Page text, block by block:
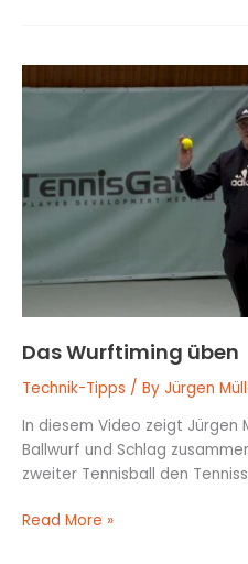
Das Wurftiming üben
Technik-Tipps / By Jürgen
In diesem Video zeigt Jürgen
Ballwurf und Schlag
zweiter Tennisball den
Wurftiming
Read More »